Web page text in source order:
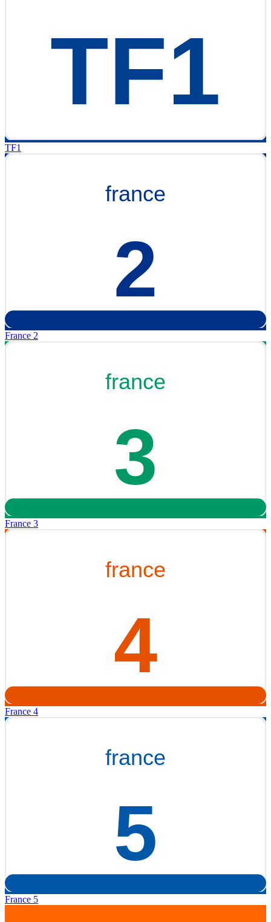
TF1
France 2
France 3
France 4
France 5